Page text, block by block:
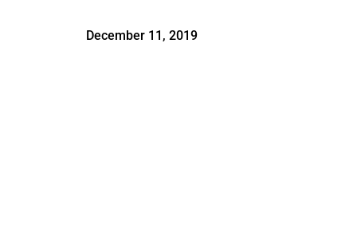
December 11, 2019